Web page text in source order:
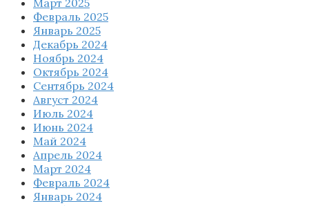
Март 2025
Февраль 2025
Январь 2025
Декабрь 2024
Ноябрь 2024
Октябрь 2024
Сентябрь 2024
Август 2024
Июль 2024
Июнь 2024
Май 2024
Апрель 2024
Март 2024
Февраль 2024
Январь 2024